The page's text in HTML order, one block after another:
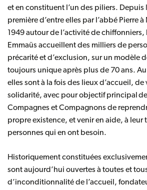
et en constituent l’un des piliers. Depuis
première d’entre elles par l’abbé Pierre
1949 autour de l’activité de chiffonniers,
Emmaüs accueillent des milliers de
précarité et d’exclusion, sur un modèle
toujours unique après plus de 70 ans.
elles sont à la fois des lieux d’accueil, de
solidarité, avec pour objectif principal
Compagnes et Compagnons de
propre existence, et venir en aide, à leur
personnes qui en ont besoin.
Historiquement constituées
sont aujourd’hui ouvertes à toutes et
d’inconditionnalité de l’accueil,